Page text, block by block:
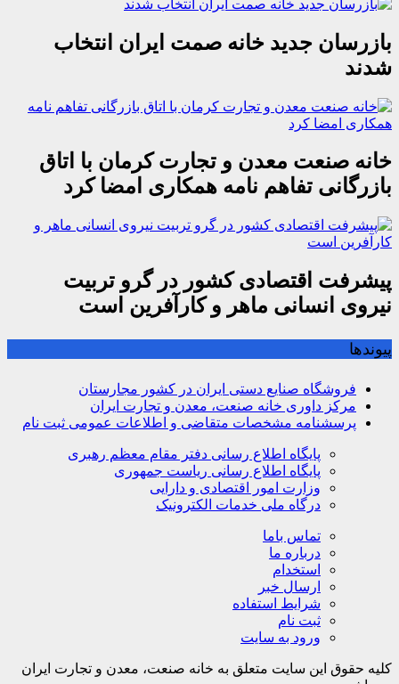
بازرسان جدید خانه صمت ایران انتخاب
شدند
خانه صنعت معدن و تجارت کرمان با اتاق
بازرگانی تفاهم نامه همکاری امضا کرد
پیشرفت اقتصادی کشور در گرو تربیت
نیروی انسانی ماهر و کارآفرین است
پیوندها
فروشگاه صنایع دستی ایران در کشور مجارستان
مرکز داوری خانه صنعت، معدن و تجارت ایران
پرسشنامه مشخصات متقاضی و اطلاعات عمومی ثبت نام
پایگاه اطلاع رسانی دفتر مقام معظم رهبری
پایگاه اطلاع رسانی ریاست جمهوری
وزارت امور اقتصادی و دارایی
درگاه ملی خدمات الکترونیک
تماس باما
درباره ما
استخدام
ارسال خبر
شرایط استفاده
ثبت نام
ورود به سایت
کلیه حقوق این سایت متعلق به خانه صنعت، معدن و تجارت ایران